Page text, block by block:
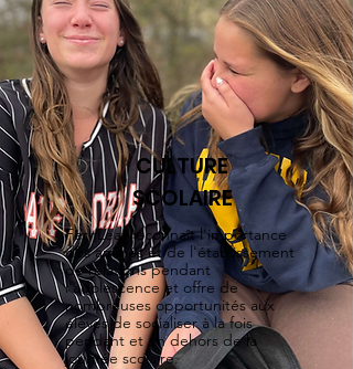
CULTURE
SCOLAIRE
FernLeaf reconnaît l'importance
des amitiés et de l'établissement
de relations pendant
l'adolescence et offre de
nombreuses opportunités aux
élèves de socialiser à la fois
pendant et en dehors de la
journée scolaire.